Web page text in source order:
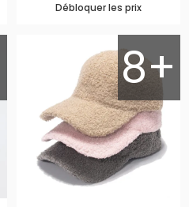
Débloquer les prix
8+